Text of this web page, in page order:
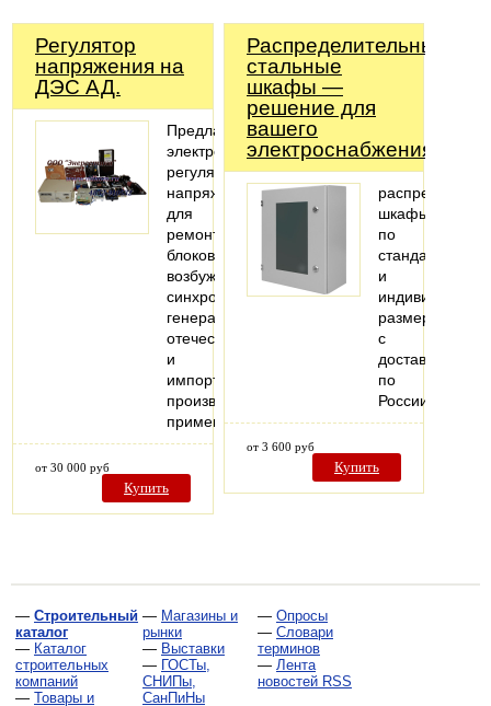
Регулятор
напряжения на
ДЭС АД.
Предлагаем
электронные
регуляторы
напряжения
для
ремонта
блоков
возбуждения
синхронных
генераторов
отечественного
и
импортного
производства,
применяемых…
от 30 000 руб
Купить
Распределительные
стальные
шкафы —
решение для
вашего
электроснабжения!
шкафы
по
стандартным
и
размерам
с
доставкой
по
России
от 3 600 руб
Купить
— Строительный
каталог
— Каталог
строительных
компаний
— Товары и
— Магазины и
рынки
— Выставки
— ГОСТы,
СНИПы,
СанПиНы
— Опросы
— Словари
терминов
— Лента
новостей RSS